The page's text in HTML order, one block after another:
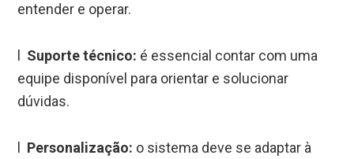
entender e operar.
Suporte técnico: é essencial contar com uma
equipe disponível para orientar e solucionar
dúvidas.
Personalização: o sistema deve se adaptar à